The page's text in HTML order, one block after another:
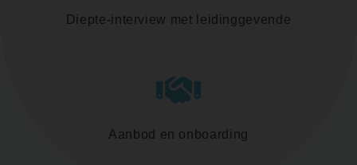
Diepte-interview met leidinggevende
Aanbod en onboarding